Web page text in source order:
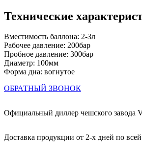
Технические
Вместимость баллона: 2-3л
Рабочее давление: 200бар
Пробное давление: 300бар
Диаметр: 100мм
Форма дна: вогнутое
ОБРАТНЫЙ ЗВОНОК
Официальный диллер чешского завода
Доставка продукции от 2-х дней по